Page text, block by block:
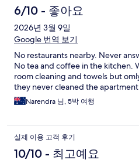
6/10 - 좋아요
2026년 3월 9일
Google 번역 보기
No restaurants nearby. Never
No tea and coffee in the kitchen.
room cleaning and towels but
they never cleaned the
Narendra 님, 5박 여행
실제 이용 고객 후기
10/10 - 최고예요